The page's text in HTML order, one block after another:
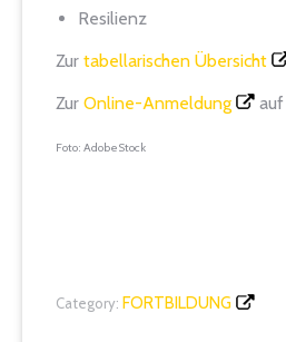
Resilienz
Zur tabellarischen Übersicht
Zur Online-Anmeldung
Foto: AdobeStock
Category: FORTBILDUNG